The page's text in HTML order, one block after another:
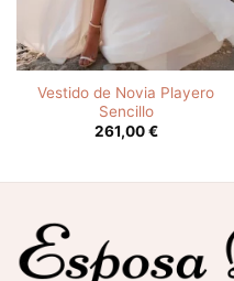
Vestido de Novia Playero
Sencillo
261,00€